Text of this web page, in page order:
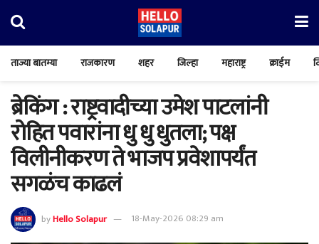
ताज्या बातम्या राजकारण शहर जिल्हा महाराष्ट्र क्राईम
ब्रेकिंग : राष्ट्रवादीच्या उमेश पाटलांनी
रोहित पवारांना धु धु धुतला; पक्ष
विलीनीकरण ते भाजप प्रवेशापर्यंत
सगळंच काढलं
byHello Solapur 18-May-2026 08:29 am